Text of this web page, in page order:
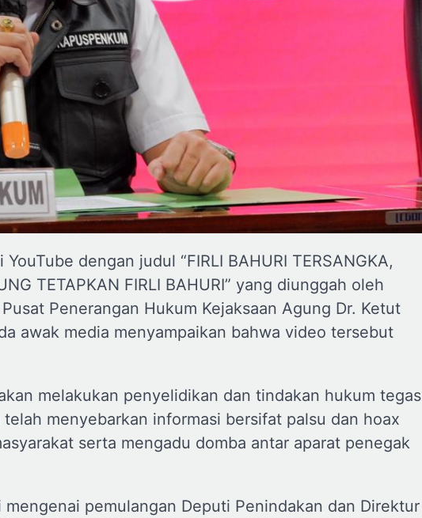
dengan judul “FIRLI BAHURI TERSANGKA,
TETAPKAN FIRLI BAHURI” yang diunggah oleh
Penerangan Hukum Kejaksaan Agung Dr. Ketut
awak media menyampaikan bahwa video tersebut
melakukan penyelidikan dan tindakan hukum tegas
menyebarkan informasi bersifat palsu dan hoax
serta mengadu domba antar aparat penegak
pemulangan Deputi Penindakan dan Direktur